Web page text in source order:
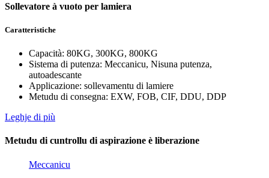
Sollevatore à vuoto per lamiera
Caratteristiche
Capacità: 80KG, 300KG, 800KG
Sistema di putenza: Meccanicu, Nisuna putenza,
autoadescante
Applicazione: sollevamentu di lamiere
Metudu di consegna: EXW, FOB, CIF, DDU, DDP
Leghje di più
Metudu di cuntrollu di aspirazione è liberazione
Meccanicu